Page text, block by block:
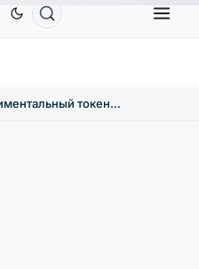
Tether USDT0,9991 $ BNBBNB
Экспериментальный токен на базе разбивается на 95%